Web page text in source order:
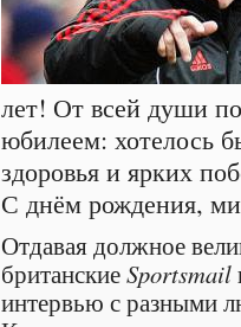
лет! От всей души
юбилеем: хотелось
здоровья и ярких
С днём рождения,
Отдавая должное
британскиеSportsmail
интервью с разными